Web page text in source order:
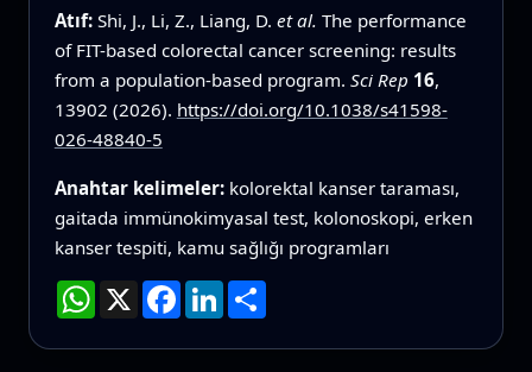
Atıf: Shi, J., Li, Z., Liang, D. et al. The performance
of FIT-based colorectal cancer screening: results
from a population-based program. Sci Rep 16,
13902 (2026). https://doi.org/10.1038/s41598-
026-48840-5
Anahtar kelimeler: kolorektal kanser taraması,
gaitada immünokimyasal test, kolonoskopi, erken
kanser tespiti, kamu sağlığı programları
WhatsApp
X Facebook
LinkedInPaylaş